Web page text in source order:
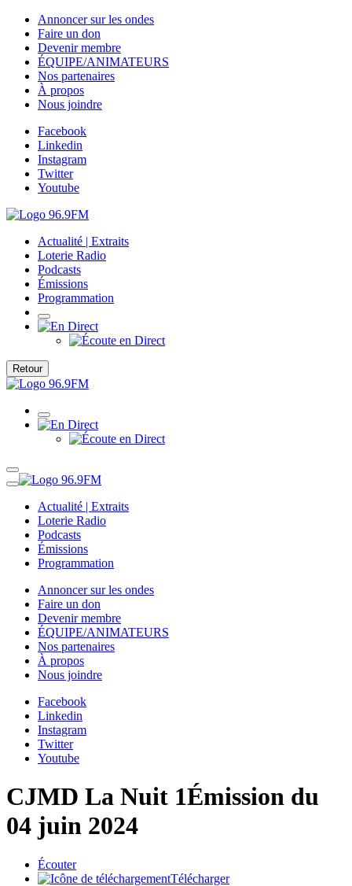
Annoncer sur les ondes
Faire un don
Devenir membre
ÉQUIPE/ANIMATEURS
Nos partenaires
À propos
Nous joindre
Facebook
Linkedin
Instagram
Twitter
Youtube
Actualité | Extraits
Loterie Radio
Podcasts
Émissions
Programmation
Retour
Actualité | Extraits
Loterie Radio
Podcasts
Émissions
Programmation
Annoncer sur les ondes
Faire un don
Devenir membre
ÉQUIPE/ANIMATEURS
Nos partenaires
À propos
Nous joindre
Facebook
Linkedin
Instagram
Twitter
Youtube
CJMD La Nuit 1Émission du
04 juin 2024
Écouter
Télécharger